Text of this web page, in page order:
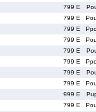
799 E
799 E
799 E
799 E
799 E
799 E
799 E
799 E
999 E
799 E